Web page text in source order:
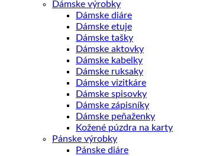
Dámske výrobky
Dámske diáre
Dámske etuje
Dámske tašky
Dámske aktovky
Dámske kabelky
Dámske ruksaky
Dámske vizitkáre
Dámske spisovky
Dámske zápisníky
Dámske peňaženky
Kožené púzdra na karty
Pánske výrobky
Pánske diáre